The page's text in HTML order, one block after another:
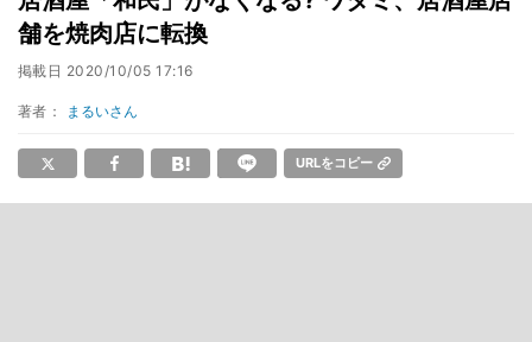
舗を焼肉店に転換
掲載日 2020/10/05 17:16
著者： まるいさん
URLをコピー